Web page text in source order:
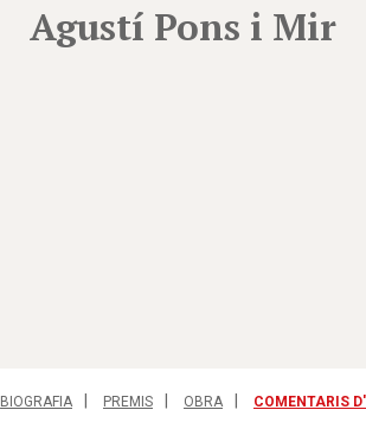
Agustí Pons i Mir
BIOGRAFIA PREMIS OBRA COMENTARIS